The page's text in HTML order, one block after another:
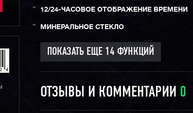
12/24-ЧАСОВОЕ ОТОБРАЖЕНИЕ ВРЕМЕНИ
МИНЕРАЛЬНОЕ СТЕКЛО
ОТЗЫВЫ И КОММЕНТАРИИ 0